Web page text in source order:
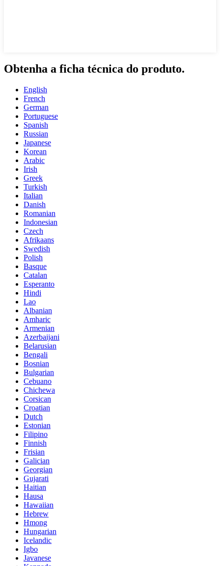
Obtenha a ficha técnica do produto.
English
French
German
Portuguese
Spanish
Russian
Japanese
Korean
Arabic
Irish
Greek
Turkish
Italian
Danish
Romanian
Indonesian
Czech
Afrikaans
Swedish
Polish
Basque
Catalan
Esperanto
Hindi
Lao
Albanian
Amharic
Armenian
Azerbaijani
Belarusian
Bengali
Bosnian
Bulgarian
Cebuano
Chichewa
Corsican
Croatian
Dutch
Estonian
Filipino
Finnish
Frisian
Galician
Georgian
Gujarati
Haitian
Hausa
Hawaiian
Hebrew
Hmong
Hungarian
Icelandic
Igbo
Javanese